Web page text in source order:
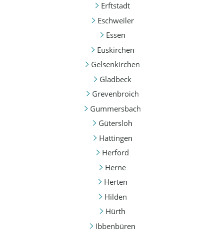
Erftstadt
Eschweiler
Essen
Euskirchen
Gelsenkirchen
Gladbeck
Grevenbroich
Gummersbach
Gütersloh
Hattingen
Herford
Herne
Herten
Hilden
Hürth
Ibbenbüren